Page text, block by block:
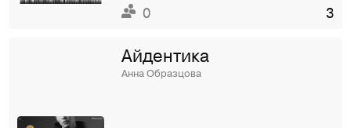
0 3
Айдентика
Анна Образцова